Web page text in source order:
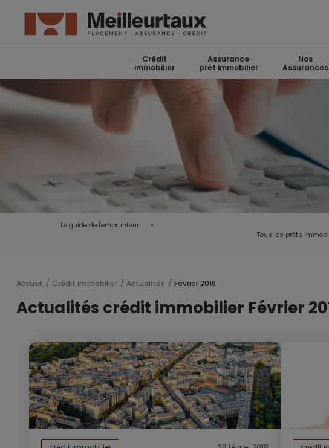
Crédit
immobilier
Assurance
prêt immobilier
Nos
Assurances
Le guide de l'emprunteur
Tous les prêts
Accueil Crédit immobilier Actualités Février 2018
Actualités crédit immobilier Février